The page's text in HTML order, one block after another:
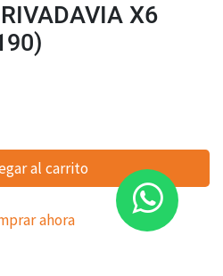
X6
al carrito
ahora